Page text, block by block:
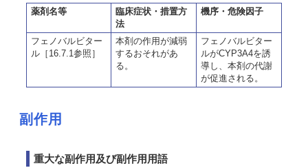
薬剤名等
臨床症状・措置方
法
機序・危険因子
フェノバルビター
ル［16.7.1参照］
本剤の作用が減弱
するおそれがあ
る。
フェノバルビター
ルがCYP3A4を誘
導し、本剤の代謝
が促進される。
副作用
重大な副作用及び副作用用語